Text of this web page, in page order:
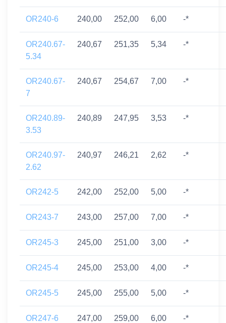
OR240-6 240,00 252,00 6,00 -*
OR240.67-
5.34
240,67 251,35 5,34 -*
OR240.67-
7
240,67 254,67 7,00 -*
OR240.89-
3.53
240,89 247,95 3,53 -*
OR240.97-
2.62
240,97 246,21 2,62 -*
OR242-5 242,00 252,00 5,00 -*
OR243-7 243,00 257,00 7,00 -*
OR245-3 245,00 251,00 3,00 -*
OR245-4 245,00 253,00 4,00 -*
OR245-5 245,00 255,00 5,00 -*
OR247-6 247,00 259,00 6,00 -*